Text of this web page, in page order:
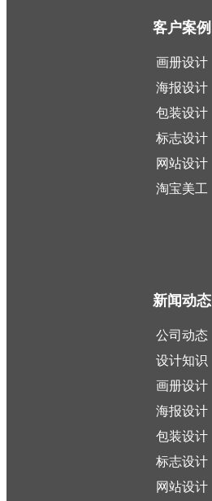
客户案例
画册设计
海报设计
包装设计
标志设计
网站设计
淘宝美工
新闻动态
公司动态
设计知识
画册设计
海报设计
包装设计
标志设计
网站设计